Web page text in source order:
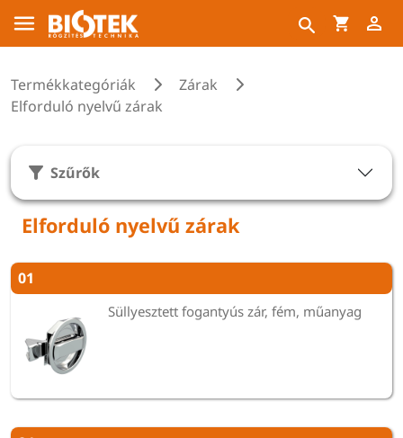
Termékkategóriák
Zárak
Elforduló nyelvű zárak
Szűrők
Elforduló nyelvű zárak
01
Süllyesztett fogantyús zár, fém, műanyag